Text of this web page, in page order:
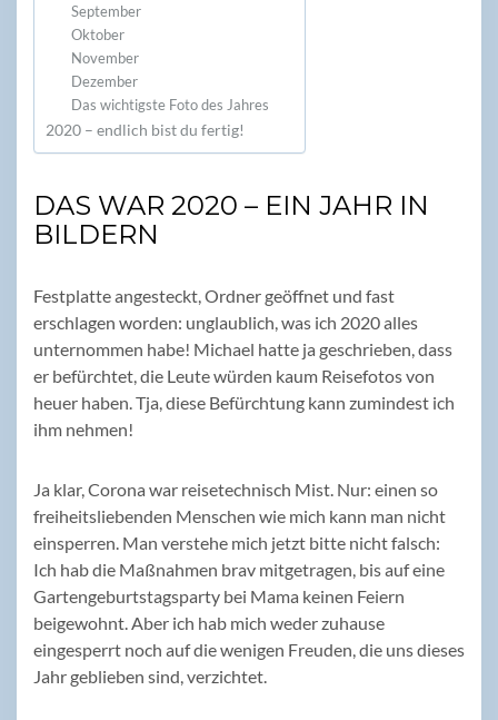
September
Oktober
November
Dezember
Das wichtigste Foto des Jahres
2020 – endlich bist du fertig!
DAS WAR 2020 – EIN JAHR IN
BILDERN
Festplatte angesteckt, Ordner geöffnet und fast
erschlagen worden: unglaublich, was ich 2020 alles
unternommen habe! Michael hatte ja geschrieben, dass
er befürchtet, die Leute würden kaum Reisefotos von
heuer haben. Tja, diese Befürchtung kann zumindest ich
ihm nehmen!
Ja klar, Corona war reisetechnisch Mist. Nur: einen so
freiheitsliebenden Menschen wie mich kann man nicht
einsperren. Man verstehe mich jetzt bitte nicht falsch:
Ich hab die Maßnahmen brav mitgetragen, bis auf eine
Gartengeburtstagsparty bei Mama keinen Feiern
beigewohnt. Aber ich hab mich weder zuhause
eingesperrt noch auf die wenigen Freuden, die uns dieses
Jahr geblieben sind, verzichtet.